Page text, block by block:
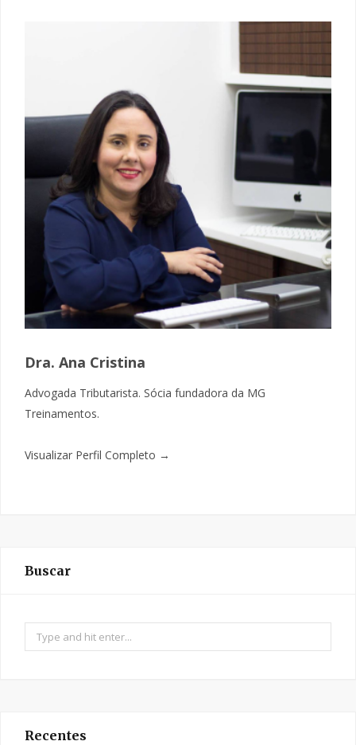
Dra. Ana Cristina
Advogada Tributarista. Sócia fundadora da MG
Treinamentos.
Visualizar Perfil Completo →
Buscar
Search
for:
Recentes